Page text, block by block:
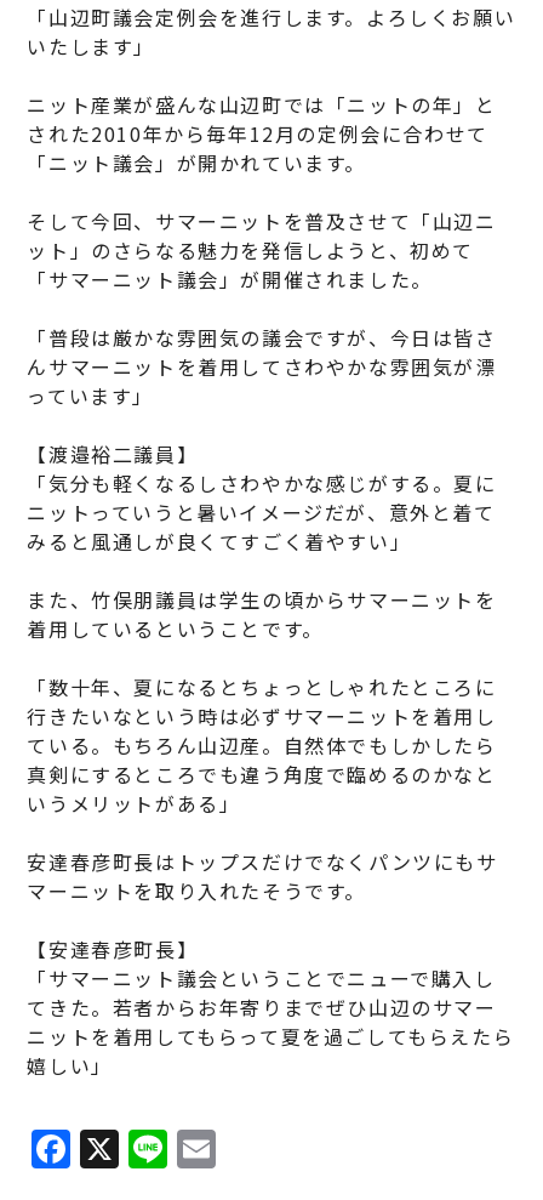
「山辺町議会定例会を進行します。よろしくお願い
いたします」
ニット産業が盛んな山辺町では「ニットの年」と
された2010年から毎年12月の定例会に合わせて
「ニット議会」が開かれています。
そして今回、サマーニットを普及させて「山辺ニ
ット」のさらなる魅力を発信しようと、初めて
「サマーニット議会」が開催されました。
「普段は厳かな雰囲気の議会ですが、今日は皆さ
んサマーニットを着用してさわやかな雰囲気が漂
っています」
【渡邉裕二議員】
「気分も軽くなるしさわやかな感じがする。夏に
ニットっていうと暑いイメージだが、意外と着て
みると風通しが良くてすごく着やすい」
また、竹俣朋議員は学生の頃からサマーニットを
着用しているということです。
「数十年、夏になるとちょっとしゃれたところに
行きたいなという時は必ずサマーニットを着用し
ている。もちろん山辺産。自然体でもしかしたら
真剣にするところでも違う角度で臨めるのかなと
いうメリットがある」
安達春彦町長はトップスだけでなくパンツにもサ
マーニットを取り入れたそうです。
【安達春彦町長】
「サマーニット議会ということでニューで購入し
てきた。若者からお年寄りまでぜひ山辺のサマー
ニットを着用してもらって夏を過ごしてもらえたら
嬉しい」
F
a
X Li
n